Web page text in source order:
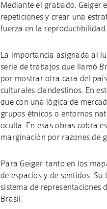
Mediante el grabado, Geiger
repeticiones y crear una
fuerza en la reproductibilidad
La importancia asignada al
serie de trabajos que llamó
por mostrar otra cara del
culturales clandestinos. En
que con una lógica de
grupos étnicos o entornos
oculta. En esas obras cobra
marginación por razones de
Para Geiger, tanto en los
de espacios y de sentidos.
sistema de representaciones
Brasil.